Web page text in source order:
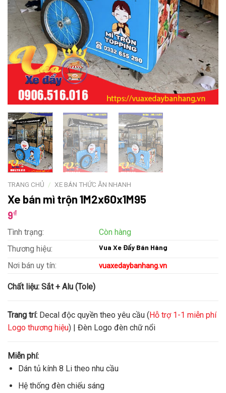
TRANG CHỦ / XE BÁN THỨC ĂN NHANH
Xe bán mì trộn 1M2x60x1M95
9₫
Tình trạng:
Còn hàng
Thương hiệu:
Vua Xe Đẩy Bán Hàng
Nơi bán uy tín: vuaxedaybanhang.vn
Chất liệu: Sắt + Alu (Tole)
Trang trí: Decal độc quyền theo yêu cầu (Hỗ trợ 1-1 miễn phí
Logo thương hiệu) | Đèn Logo đèn chữ nổi
Miễn phí:
Dán tủ kính 8 Li theo nhu cầu
Hệ thống đèn chiếu sáng